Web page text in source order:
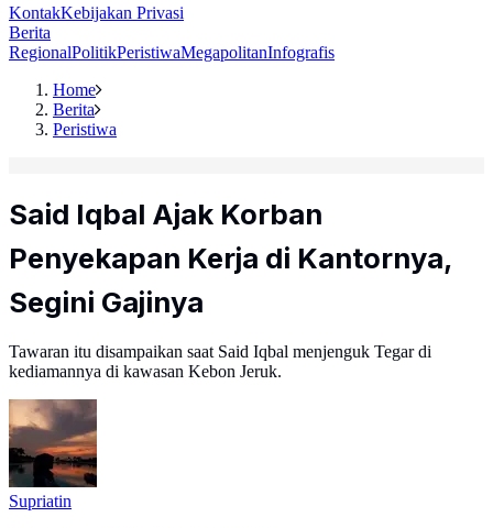
KontakKebijakan Privasi
Berita
RegionalPolitikPeristiwaMegapolitanInfografis
Home
Berita
Peristiwa
Said Iqbal Ajak Korban
Penyekapan Kerja di Kantornya,
Segini Gajinya
Tawaran itu disampaikan saat Said Iqbal menjenguk Tegar di
kediamannya di kawasan Kebon Jeruk.
Supriatin